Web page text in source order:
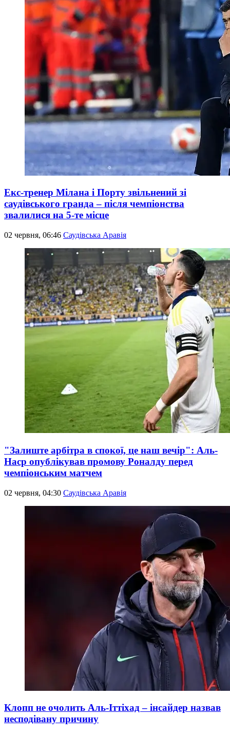
Екс-тренер Мілана і Порту звільнений зі
саудівського гранда – після чемпіонства
звалилися на 5-те місце
02 червня, 06:46 Саудівська Аравія
"Залиште арбітра в спокої, це наш вечір": Аль-
Наср опублікував промову Роналду перед
чемпіонським матчем
02 червня, 04:30 Саудівська Аравія
Клопп не очолить Аль-Іттіхад – інсайдер назвав
несподівану причину